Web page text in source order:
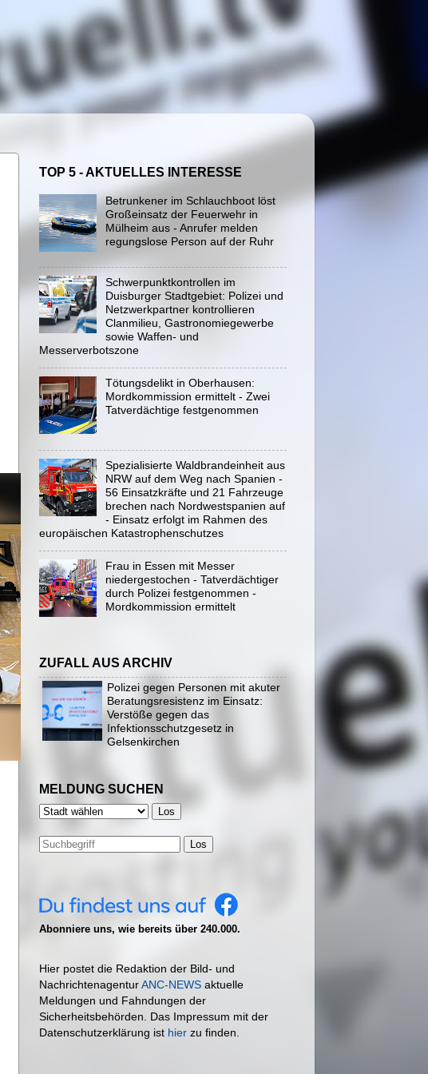
TOP 5 - AKTUELLES INTERESSE
Betrunkener im Schlauchboot löst
Großeinsatz der Feuerwehr in
Mülheim aus - Anrufer melden
regungslose Person auf der Ruhr
Schwerpunktkontrollen im
Duisburger Stadtgebiet: Polizei und
Netzwerkpartner kontrollieren
Clanmilieu, Gastronomiegewerbe
sowie Waffen- und
Messerverbotszone
Tötungsdelikt in Oberhausen:
Mordkommission ermittelt - Zwei
Tatverdächtige festgenommen
Spezialisierte Waldbrandeinheit aus
NRW auf dem Weg nach Spanien -
56 Einsatzkräfte und 21 Fahrzeuge
brechen nach Nordwestspanien auf
- Einsatz erfolgt im Rahmen des
europäischen Katastrophenschutzes
Frau in Essen mit Messer
niedergestochen - Tatverdächtiger
durch Polizei festgenommen -
Mordkommission ermittelt
ZUFALL AUS ARCHIV
Polizei gegen Personen mit akuter
Beratungsresistenz im Einsatz:
Verstöße gegen das
Infektionsschutzgesetz in
Gelsenkirchen
MELDUNG SUCHEN
Los
Abonniere uns, wie bereits über 240.000.
Hier postet die Redaktion der Bild- und
NachrichtenagenturANC-NEWS aktuelle
Meldungen und Fahndungen der
Sicherheitsbehörden. Das Impressum mit der
Datenschutzerklärung ist hier zu finden.